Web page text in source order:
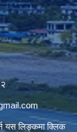
यस लिङ्कमा क्लिक